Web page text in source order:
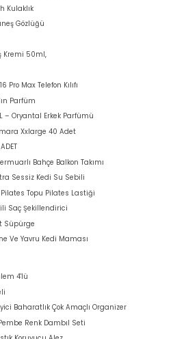
Kulaklık
Gözlüğü
Kremi 50ml,
Pro Max Telefon Kılıfı
Parfüm
– Oryantal Erkek Parfümü
Xxlarge 40 Adet
Bahçe Balkon Takımı
Sessiz Kedi Su Sebili
Topu Pilates Lastiği
Saç Şekillendirici
Süpürge
Ve Yavru Kedi Maması
4'lü
Baharatlık Çok Amaçlı Organizer
Renk Dambıl Seti